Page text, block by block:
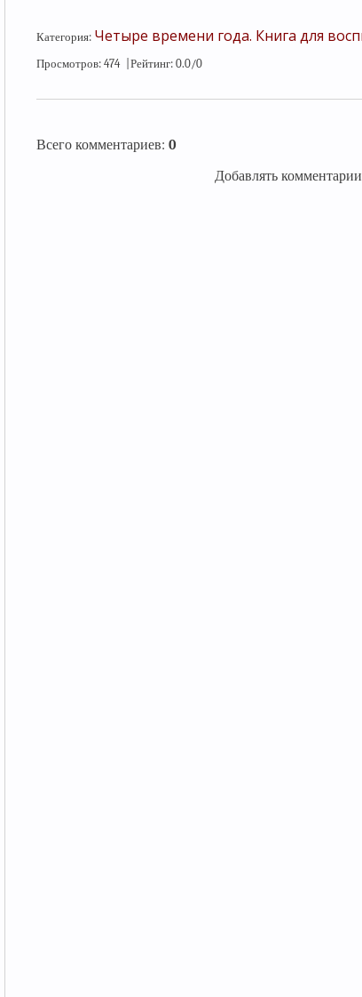
Категория: Четыре времени года. Книга для
Просмотров: 474 Рейтинг: 0.0/0
Всего комментариев: 0
Добавлять